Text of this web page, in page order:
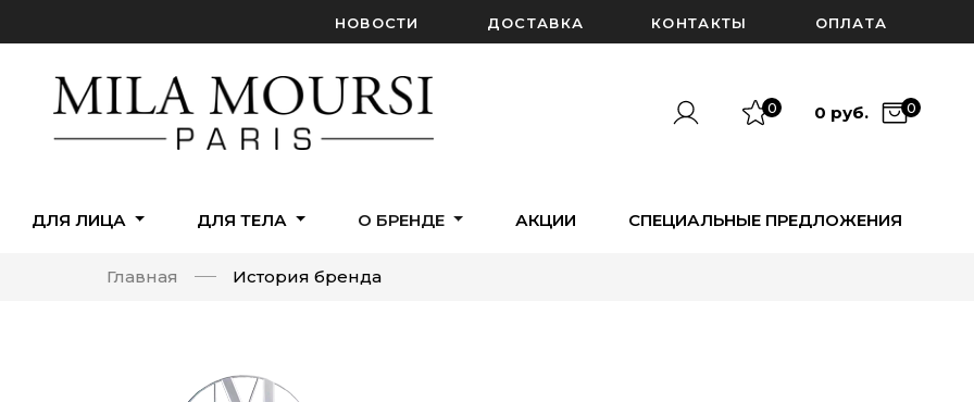
НОВОСТИ ДОСТАВКА КОНТАКТЫ ОПЛАТА
0 0 руб. 0
ДЛЯ ЛИЦА ДЛЯ ТЕЛА О БРЕНДЕ АКЦИИ СПЕЦИАЛЬНЫЕ ПРЕДЛОЖЕНИЯ
Главная История бренда